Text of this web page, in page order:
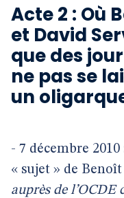
Acte 2 : Où
et David
que des
ne pas se
un
- 7 décembre
« sujet » de
auprès de l’OCDE